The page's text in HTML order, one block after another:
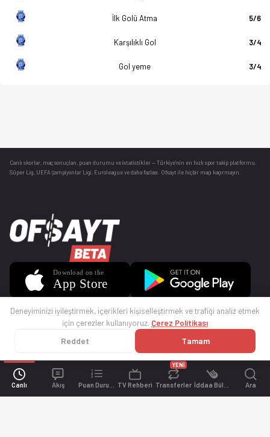
Canlı Akış TV Rehberi Transferler
YENİ
Ara
İlk Golü Atma 5/6
Karşılıklı Gol 3/4
Gol yeme 3/4
Canlı skorlar , maç sonuçları, puan durumu ve istatistikler — Türkiye’nin en hızlı spor takip platformu.
Süper Lig, UEFA Şampiyonlar Ligi, Euroleague ve daha fazlası. Ofsayt ile hiçbir maçı kaçırmayın.
© 2025 Ofsayt
Deneyiminizi iyileştirmek, içerikleri kişiselleştirmek ve trafiği analiz etmek
için çerezler kullanıyoruz. Çerez Politikası
Reddet Tamam